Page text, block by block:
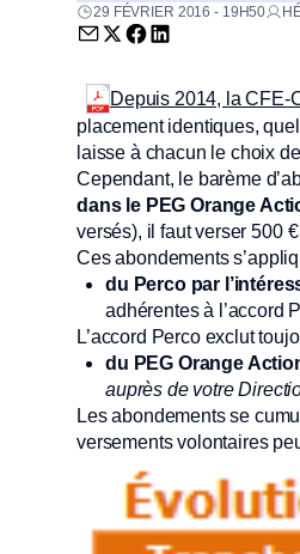
29 FÉVRIER 2016 - 19H50
Envoyer par email
Partager sur Twitter
Partager sur
Partager sur
Depuis 2014, la CFE-
placement identiques,
laisse à chacun le choix
Cependant, le barème
dans le PEG Orange
versés), il faut verser 500
Ces abondements
du Perco par
adhérentes à l’accord
L’accord Perco exclut
du PEG Orange
auprès de votre
Les abondements se
versements volontaires